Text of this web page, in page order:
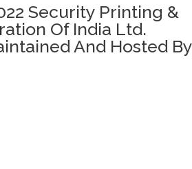
Security Printing &
Of India Ltd.
And Hosted By